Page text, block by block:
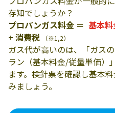
存知でしょうか？
プロパンガス料金 ＝ 基本
+ 消費税
（※1,2）
ガス代が高いのは、「ガス
ラン（基本料金/従量単価）
ます。検針票を確認し基本
みましょう。